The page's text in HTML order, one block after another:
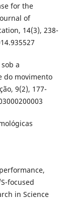
for the
of
14(3), 238-
a
do movimento
9(2), 177-
focused
in Science